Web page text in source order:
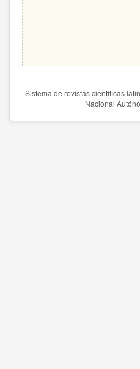
Sistema de revistas científicas
Nacional